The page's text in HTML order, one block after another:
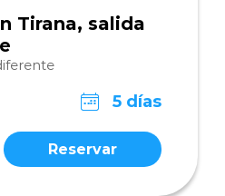
Tirana, salida
5 días
Reservar